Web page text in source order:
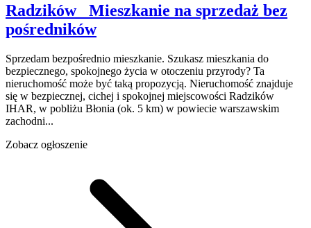
Radzików Mieszkanie na sprzedaż bez
pośredników
Sprzedam bezpośrednio mieszkanie. Szukasz mieszkania do
bezpiecznego, spokojnego życia w otoczeniu przyrody? Ta
nieruchomość może być taką propozycją. Nieruchomość znajduje
się w bezpiecznej, cichej i spokojnej miejscowości Radzików
IHAR, w pobliżu Błonia (ok. 5 km) w powiecie warszawskim
zachodni...
Zobacz ogłoszenie